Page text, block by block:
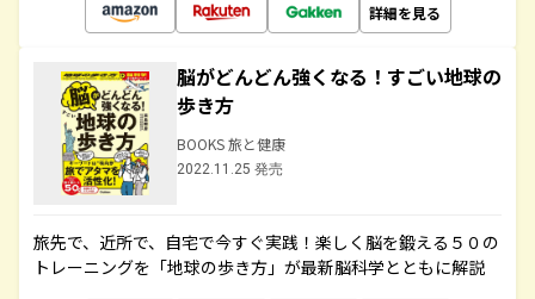
詳細を見る
脳がどんどん強くなる！すごい地球の
歩き方
BOOKS 旅と健康
2022.11.25 発売
旅先で、近所で、自宅で今すぐ実践！楽しく脳を鍛える５０の
トレーニングを「地球の歩き方」が最新脳科学とともに解説